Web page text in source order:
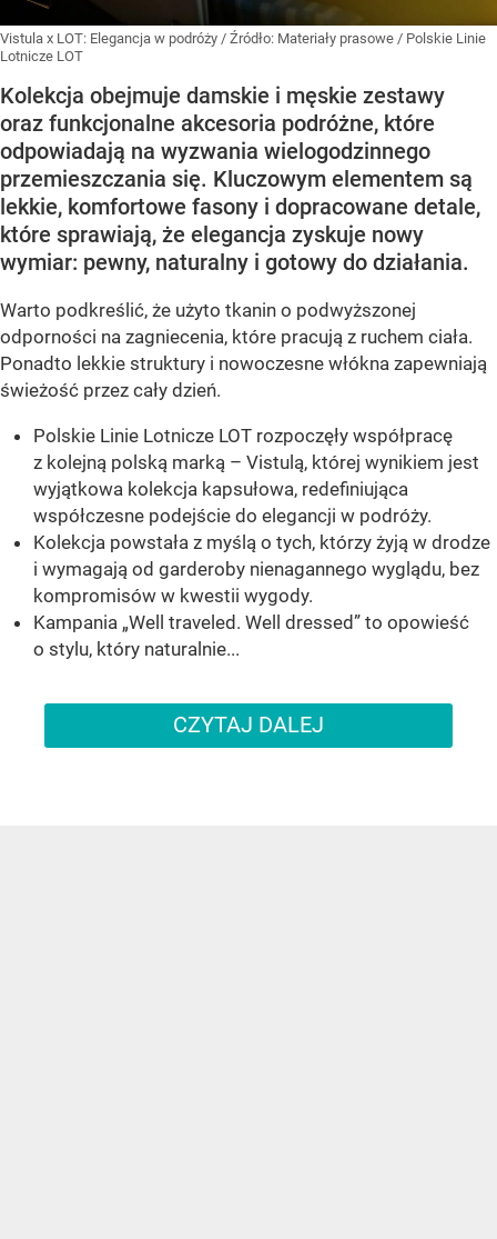
Vistula x LOT: Elegancja w podróży / Źródło: Materiały prasowe / Polskie Linie
Lotnicze LOT
Kolekcja obejmuje damskie i męskie zestawy
oraz funkcjonalne akcesoria podróżne, które
odpowiadają na wyzwania wielogodzinnego
przemieszczania się. Kluczowym elementem są
lekkie, komfortowe fasony i dopracowane detale,
które sprawiają, że elegancja zyskuje nowy
wymiar: pewny, naturalny i gotowy do działania.
Warto podkreślić, że użyto tkanin o podwyższonej
odporności na zagniecenia, które pracują z ruchem ciała.
Ponadto lekkie struktury i nowoczesne włókna zapewniają
świeżość przez cały dzień.
Polskie Linie Lotnicze LOT rozpoczęły współpracę
z kolejną polską marką – Vistulą, której wynikiem jest
wyjątkowa kolekcja kapsułowa, redefiniująca
współczesne podejście do elegancji w podróży.
Kolekcja powstała z myślą o tych, którzy żyją w drodze
i wymagają od garderoby nienagannego wyglądu, bez
kompromisów w kwestii wygody.
Kampania „Well traveled. Well dressed” to opowieść
o stylu, który naturalnie...
CZYTAJ DALEJ